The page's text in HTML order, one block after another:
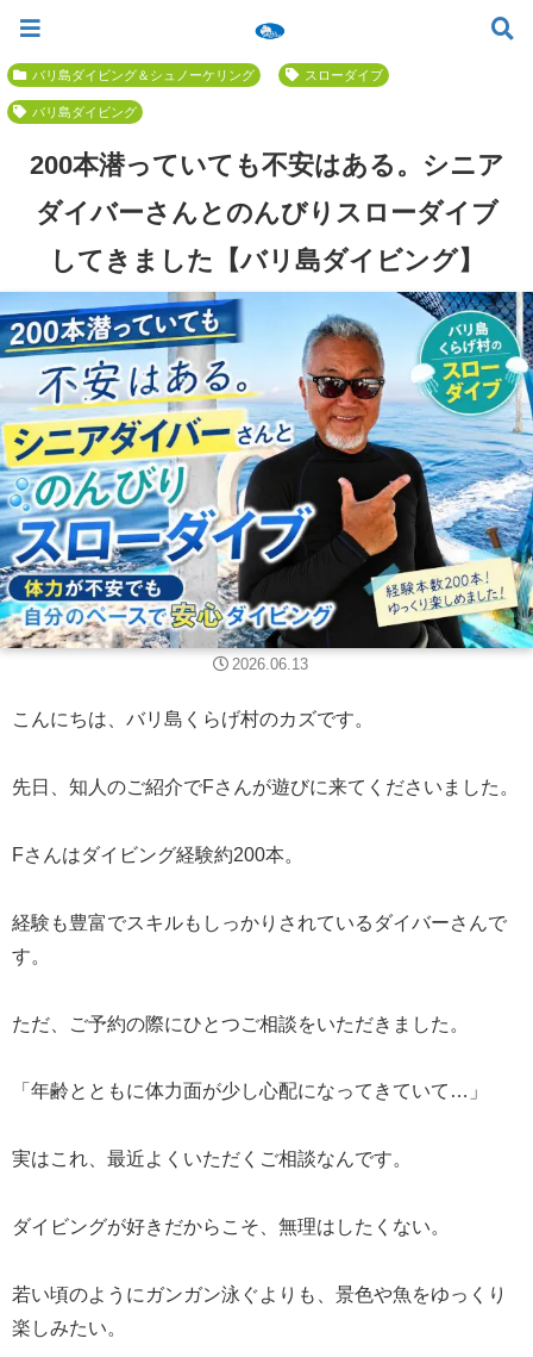
バリ島でいちばん優しい初心者専門 ≫
バリ島ダイビング＆シュノーケリング スローダイブ
バリ島ダイビング
200本潜っていても不安はある。シニア
ダイバーさんとのんびりスローダイブ
してきました【バリ島ダイビング】
2026.06.13
こんにちは、バリ島くらげ村のカズです。
先日、知人のご紹介でFさんが遊びに来てくださいました。
Fさんはダイビング経験約200本。
経験も豊富でスキルもしっかりされているダイバーさんで
す。
ただ、ご予約の際にひとつご相談をいただきました。
「年齢とともに体力面が少し心配になってきていて…」
実はこれ、最近よくいただくご相談なんです。
ダイビングが好きだからこそ、無理はしたくない。
若い頃のようにガンガン泳ぐよりも、景色や魚をゆっくり
楽しみたい。